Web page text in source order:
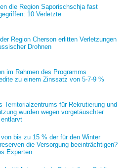
die Region Saporischschja fast
10 Verletzte
Region Cherson erlitten Verletzungen
Drohnen
im Rahmen des Programms
zu einem Zinssatz von 5-7-9 %
Territorialzentrums für Rekrutierung und
wurden wegen vorgetäuschter
entlarvt
bis zu 15 % der für den Winter
die Versorgung beeinträchtigen?
Experten